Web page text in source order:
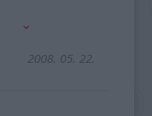
2008. 05. 22.